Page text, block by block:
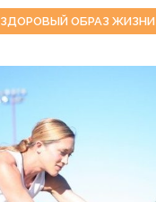
ЗДОРОВЫЙ ОБРАЗ ЖИЗНИ